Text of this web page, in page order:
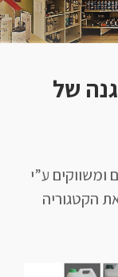
של
ע”י
הקטגוריה